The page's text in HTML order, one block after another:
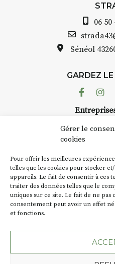
Gérer le
cookies
Pour offrir les meilleures
telles que les cookies pour stocker
appareils. Le fait de consentir à ces
traiter des données telles que le
uniques sur ce site. Le fait de ne
consentement peut avoir un effet
et fonctions.
06 50
Sénéol
GARDEZ
Suivez toute